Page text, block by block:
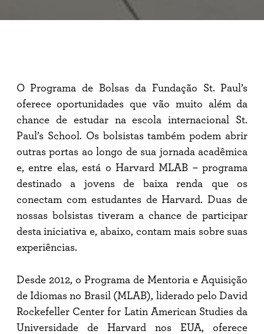
O Programa de Bolsas da Fundação St. Paul’s
oferece oportunidades que vão muito além da
chance de estudar na escola internacional St.
Paul’s School. Os bolsistas também podem abrir
outras portas ao longo de sua jornada acadêmica
e, entre elas, está o Harvard MLAB – programa
destinado a jovens de baixa renda que os
conectam com estudantes de Harvard. Duas de
nossas bolsistas tiveram a chance de participar
desta iniciativa e, abaixo, contam mais sobre suas
experiências.
Desde 2012, o Programa de Mentoria e Aquisição
de Idiomas no Brasil (MLAB), liderado pelo David
Rockefeller Center for Latin American Studies da
Universidade de Harvard nos EUA, oferece